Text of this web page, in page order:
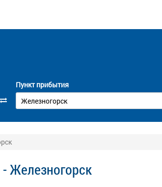
Пункт прибытия
Железногорск